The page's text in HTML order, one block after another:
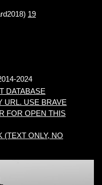
19
2024
DATABASE
URL. USE BRAVE
FOR OPEN THIS
(TEXT ONLY, NO